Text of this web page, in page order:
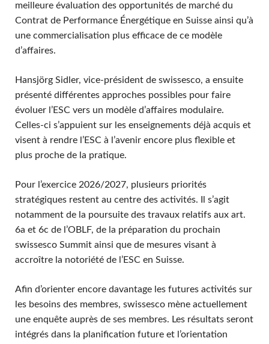
meilleure évaluation des opportunités de marché du
Contrat de Performance Énergétique en Suisse ainsi qu’à
une commercialisation plus efficace de ce modèle
d’affaires.
Hansjörg Sidler, vice-président de swissesco, a ensuite
présenté différentes approches possibles pour faire
évoluer l’ESC vers un modèle d’affaires modulaire.
Celles-ci s’appuient sur les enseignements déjà acquis et
visent à rendre l’ESC à l’avenir encore plus flexible et
plus proche de la pratique.
Pour l’exercice 2026/2027, plusieurs priorités
stratégiques restent au centre des activités. Il s’agit
notamment de la poursuite des travaux relatifs aux art.
6a et 6c de l’OBLF, de la préparation du prochain
swissesco Summit ainsi que de mesures visant à
accroître la notoriété de l’ESC en Suisse.
Afin d’orienter encore davantage les futures activités sur
les besoins des membres, swissesco mène actuellement
une enquête auprès de ses membres. Les résultats seront
intégrés dans la planification future et l’orientation